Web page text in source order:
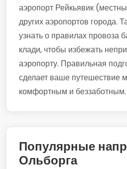
аэропорт Рейкьявик
других аэропортов города.
узнать о правилах провоза
клади, чтобы избежать
аэропорту. Правильная
сделает ваше путешествие
комфортным и беззаботным.
Популярные
Ольборга